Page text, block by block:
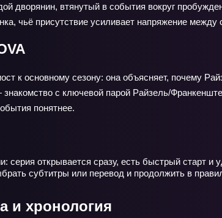
дворянин, втянутый в события вокруг
чьё присутствие усиливает напряжение между
к основному сезону: она объясняет, почему
с ключевой парой Райзель/
понятнее.
серия открывается сразу, есть быстрый
субтитры или перевод и продолжить в
и хронология